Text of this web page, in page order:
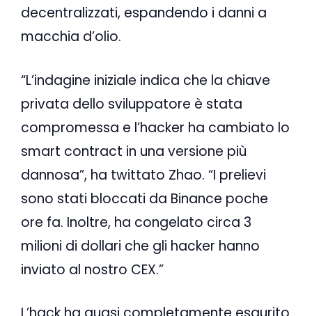
decentralizzati, espandendo i danni a
macchia d’olio.
“L’indagine iniziale indica che la chiave
privata dello sviluppatore è stata
compromessa e l’hacker ha cambiato lo
smart contract in una versione più
dannosa”, ha twittato Zhao. “I prelievi
sono stati bloccati da Binance poche
ore fa. Inoltre, ha congelato circa 3
milioni di dollari che gli hacker hanno
inviato al nostro CEX.”